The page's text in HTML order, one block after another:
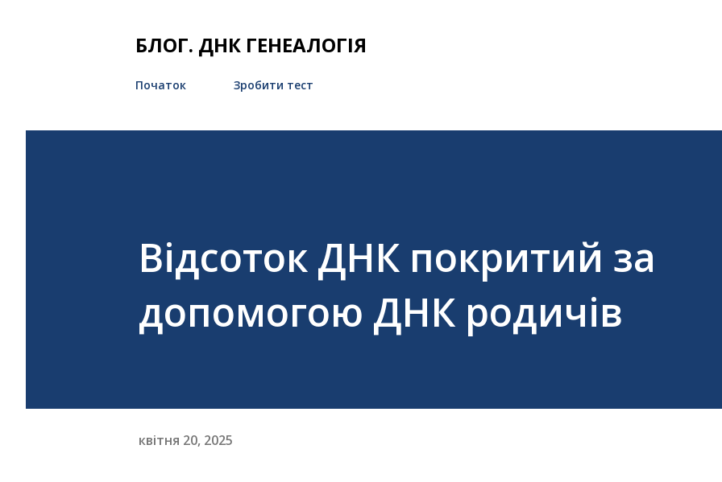
БЛОГ. ДНК ГЕНЕАЛОГІЯ
Початок Зробити тест
Відсоток ДНК покритий за
допомогою ДНК родичів
квітня 20, 2025